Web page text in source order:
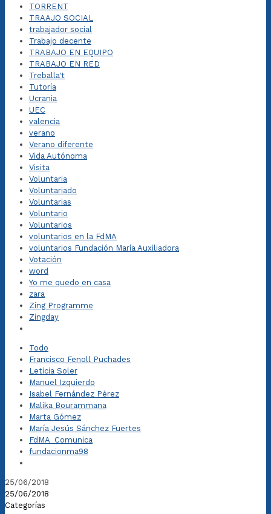
TORRENT
TRAAJO SOCIAL
trabajador social
Trabajo decente
TRABAJO EN EQUIPO
TRABAJO EN RED
Treballa't
Tutoría
Ucrania
UEC
valencia
verano
Verano diferente
Vida Autónoma
Visita
Voluntaria
Voluntariado
Voluntarias
Voluntario
Voluntarios
voluntarios en la FdMA
voluntarios Fundación María Auxiliadora
Votación
word
Yo me quedo en casa
zara
Zing Programme
Zingday
Todo
Francisco Fenoll Puchades
Leticia Soler
Manuel Izquierdo
Isabel Fernández Pérez
Malika Bourammana
Marta Gómez
María Jesús Sánchez Fuertes
FdMA_Comunica
fundacionma98
25/06/2018
25/06/2018
Categorías